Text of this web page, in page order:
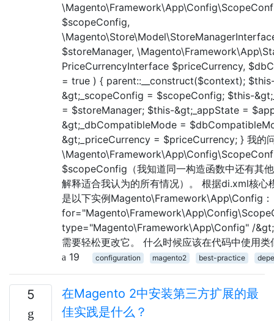
$scopeConfig,
$storeManager,
PriceCurrencyInterface $priceCurrency,
= true ) { parent::__construct($context);
&gt;_scopeConfig = $scopeConfig; $this-
= $storeManager; $this-&gt;_appState =
&gt;_dbCompatibleMode =
&gt;_priceCurrency = $priceCurrency; } 我的
$scopeConfig（我知道同一构造函数中还有其
解释适合我认为的所有情况）。 根据di.xml核心
是以下实例Magento\Framework\App\Config
type="Magento\Framework\App\Config" /&gt;
需要轻松更改它。 什么时候应该在代码中使用
19
configuration magento2 best-practice
5
在Magento 2中安装第三方扩展的最
佳实践是什么？